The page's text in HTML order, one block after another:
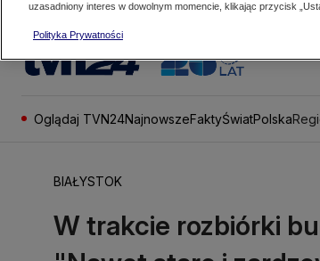
Oglądaj TVN24NajnowszeFaktyŚwiatPolska
BIAŁYSTOK
W trakcie rozbiórki
uzasadniony interes w dowolnym momencie, klikając przycisk
Polityka Prywatności